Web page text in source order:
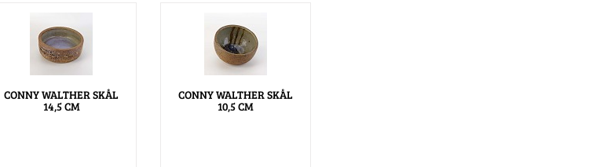
CONNY WALTHER SKÅL
14,5 CM
CONNY WALTHER SKÅL
10,5 CM